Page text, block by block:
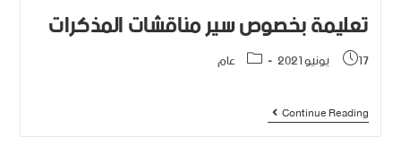
تعليمة بخصوص سير مناقشات المذكرات
17 يونيو 2021 عام
Continue Reading